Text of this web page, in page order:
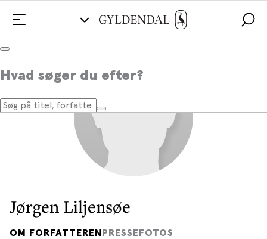
Hvad søger du efter?
Jørgen Liljensøe
OM FORFATTERENPRESSEFOTOS